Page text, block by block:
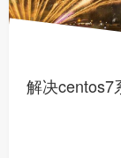
解决centos7